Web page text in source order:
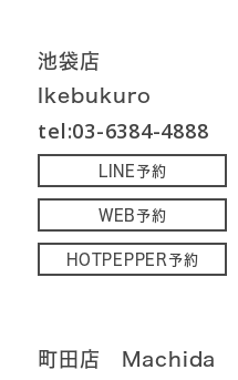
池袋店
Ikebukuro
tel:03-6384-4888
LINE予約
WEB予約
HOTPEPPER予約
町田店 Machida